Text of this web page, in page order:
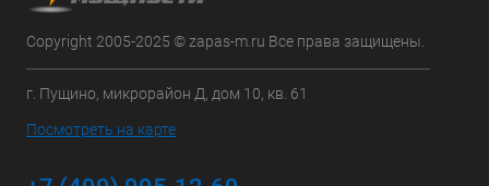
Copyright 2005-2025 © zapas-m.ru Все права защищены.
г. Пущино, микрорайон Д, дом 10, кв. 61
Посмотреть на карте